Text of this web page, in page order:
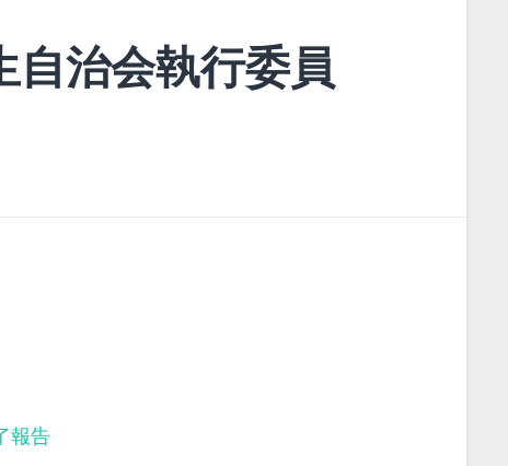
自治会執行委員
報告